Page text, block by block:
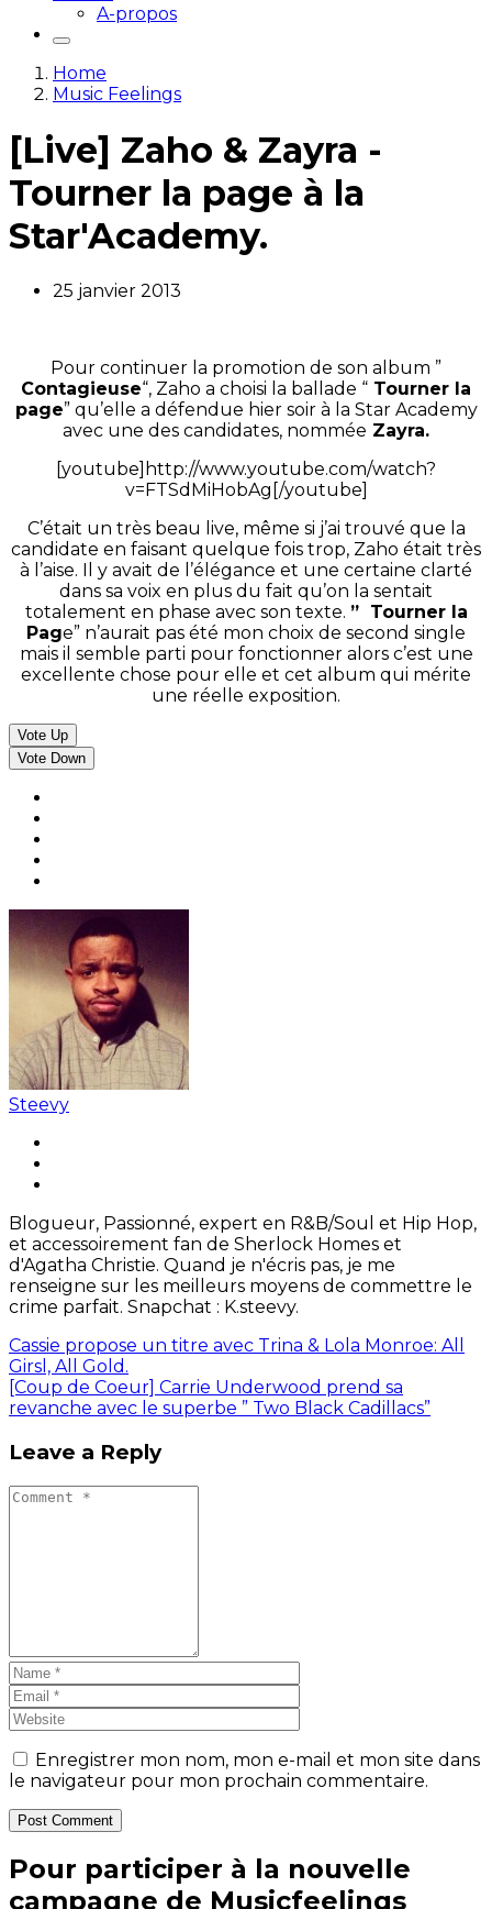
A-propos
Home
Music Feelings
[Live] Zaho & Zayra -
Tourner la page à la
Star'Academy.
25 janvier 2013
Pour continuer la promotion de son album ”
Contagieuse“, Zaho a choisi la ballade “ Tourner la
page” qu’elle a défendue hier soir à la Star Academy
avec une des candidates, nommée Zayra.
[youtube]http://www.youtube.com/watch?
v=FTSdMiHobAg[/youtube]
C’était un très beau live, même si j’ai trouvé que la
candidate en faisant quelque fois trop, Zaho était très
à l’aise. Il y avait de l’élégance et une certaine clarté
dans sa voix en plus du fait qu’on la sentait
totalement en phase avec son texte. ” Tourner la
Page” n’aurait pas été mon choix de second single
mais il semble parti pour fonctionner alors c’est une
excellente chose pour elle et cet album qui mérite
une réelle exposition.
Vote Up
Vote Down
Steevy
Blogueur, Passionné, expert en R&B/Soul et Hip Hop,
et accessoirement fan de Sherlock Homes et
d'Agatha Christie. Quand je n'écris pas, je me
renseigne sur les meilleurs moyens de commettre le
crime parfait. Snapchat : K.steevy.
Cassie propose un titre avec Trina & Lola Monroe: All
Girsl, All Gold.
[Coup de Coeur] Carrie Underwood prend sa
revanche avec le superbe ” Two Black Cadillacs”
Leave a Reply
Enregistrer mon nom, mon e-mail et mon site dans
le navigateur pour mon prochain commentaire.
Post Comment
Pour participer à la nouvelle
campagne de Musicfeelings